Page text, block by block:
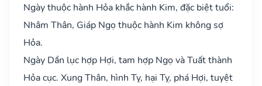
Ngày thuộc hành Hỏa khắc hành Kim, đặc biệt tuổi:
Nhâm Thân, Giáp Ngọ thuộc hành Kim không sợ
Hỏa.
Ngày Dần lục hợp Hợi, tam hợp Ngọ và Tuất thành
Hỏa cục. Xung Thân, hình Tỵ, hại Tỵ, phá Hợi, tuyệt